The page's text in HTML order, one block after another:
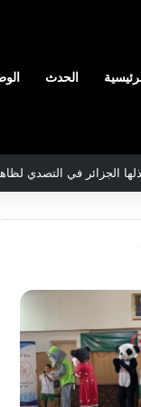
الحدث
الجزائر في التصدي